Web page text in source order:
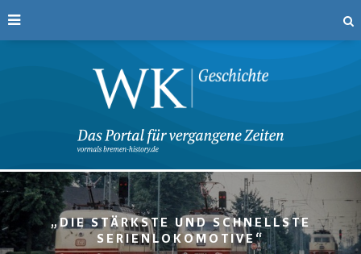
„DIE STÄRKSTE UND SCHNELLSTE
SERIENLOKOMOTIVE“